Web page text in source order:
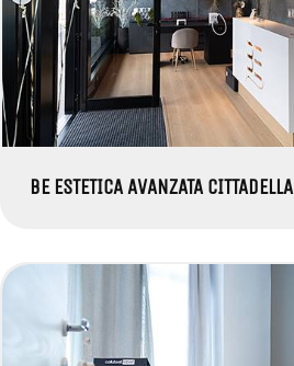
BE ESTETICA AVANZATA CITTADELLA